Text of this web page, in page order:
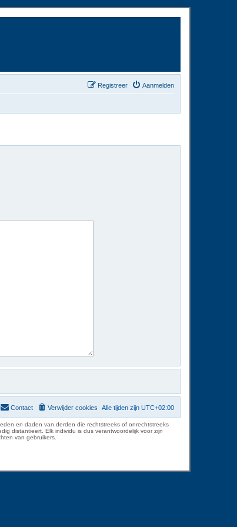
Aanmelden
Registreer
Alle tijden zijn UTC+02:00
Verwijder cookies
Contact
en daden van derden die rechtstreeks of onrechtstreeks
distantieert. Elk individu is dus verantwoordelijk voor zijn
van gebruikers.